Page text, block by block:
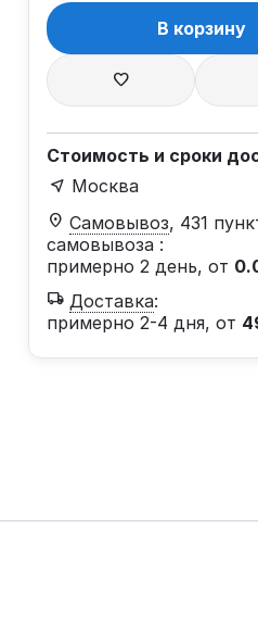
В корзину
Стоимость и сроки
Москва
Самовывоз, 431
самовывоза :
примерно 2 день, от
Доставка:
примерно 2-4 дня, от